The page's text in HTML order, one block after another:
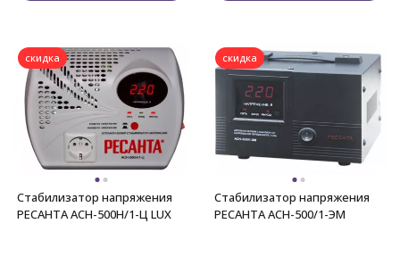
скидка
Стабилизатор напряжения
РЕСАНТА АСН-500Н/1-Ц LUX
скидка
Стабилизатор напряжения
РЕСАНТА АСН-500/1-ЭМ